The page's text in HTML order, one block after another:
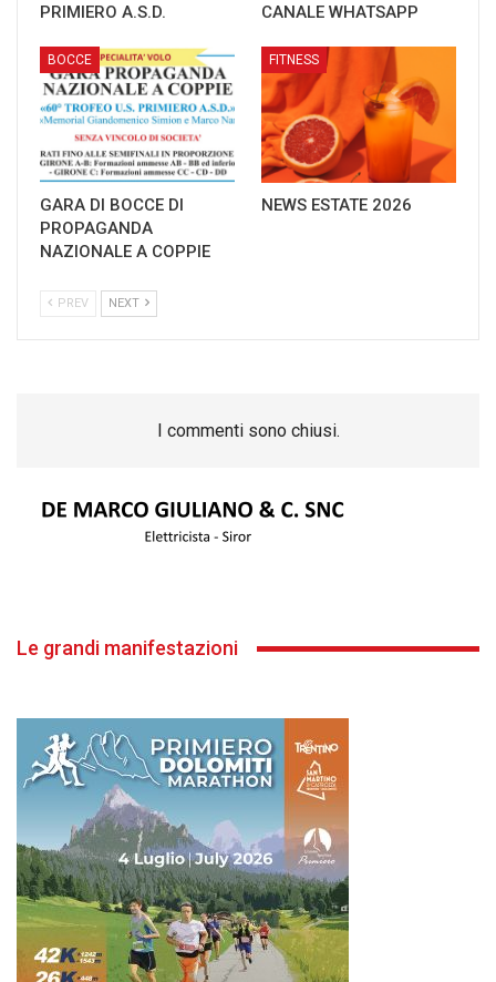
PRIMIERO A.S.D.
CANALE WHATSAPP
BOCCE
GARA DI BOCCE DI
PROPAGANDA
NAZIONALE A COPPIE
FITNESS
NEWS ESTATE 2026
PREV NEXT
I commenti sono chiusi.
Le grandi manifestazioni